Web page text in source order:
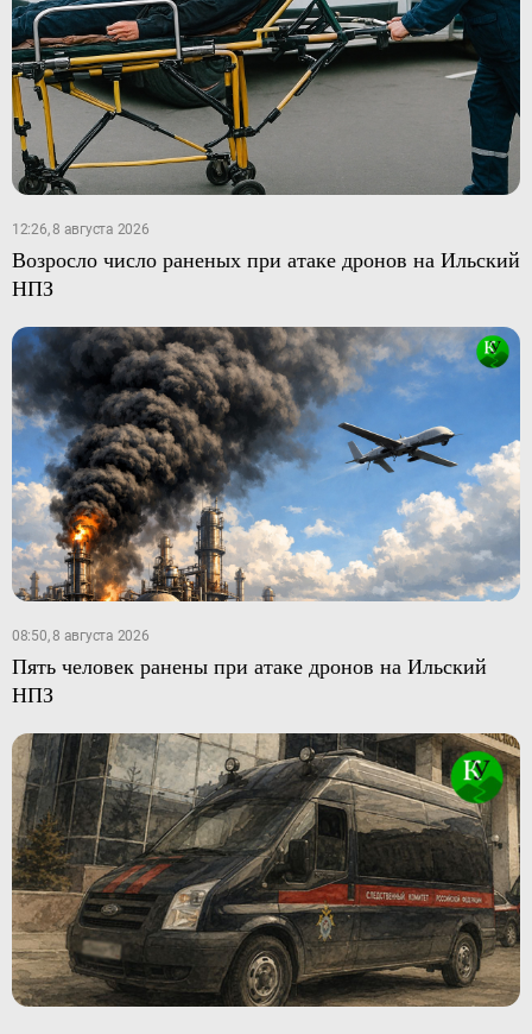
12:26, 8 августа 2026
Возросло число раненых при атаке дронов на Ильский
НПЗ
08:50, 8 августа 2026
Пять человек ранены при атаке дронов на Ильский
НПЗ